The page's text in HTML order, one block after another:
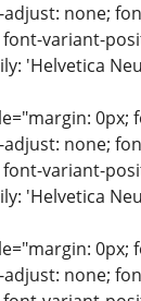
none;
variant-
'Helvetica
none;
variant-
'Helvetica
none;